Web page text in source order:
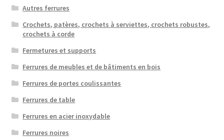
Autres ferrures
Crochets, patères, crochets à serviettes, crochets robustes,
crochets à corde
Fermetures et supports
Ferrures de meubles et de bâtiments en bois
Ferrures de portes coulissantes
Ferrures de table
Ferrures en acier inoxydable
Ferrures noires